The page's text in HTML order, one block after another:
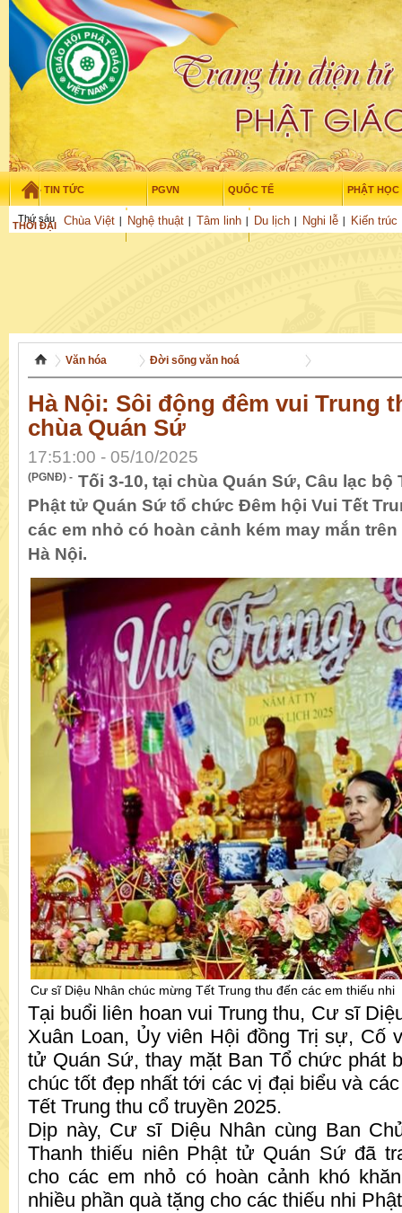
TIN TỨC PGVN QUỐC TẾ PHẬT HỌC
THỜI ĐẠI TUỔI TRẺ NGHIÊN CỨU
Chùa Việt Nghệ thuật Tâm linh Du lịch Nghi lễ Kiến trúc
Thứ sáu - 7/08/2026 – 04:35:50
Văn hóa Đời sống văn hoá
Hà Nội: Sôi động đêm vui Trung
chùa Quán Sứ
17:51:00 - 05/10/2025
(PGNĐ) - Tối 3-10, tại chùa Quán Sứ, Câu lạc bộ
Phật tử Quán Sứ tổ chức Đêm hội Vui Tết
các em nhỏ có hoàn cảnh kém may mắn trên
Hà Nội.
Cư sĩ Diệu Nhân chúc mừng Tết Trung thu đến các em thiếu nhi
Tại buổi liên hoan vui Trung thu, Cư sĩ
Xuân Loan, Ủy viên Hội đồng Trị sự, Cố
tử Quán Sứ, thay mặt Ban Tổ chức phát
chúc tốt đẹp nhất tới các vị đại biểu và
Tết Trung thu cổ truyền 2025.
Dịp này, Cư sĩ Diệu Nhân cùng Ban
Thanh thiếu niên Phật tử Quán Sứ đã
cho các em nhỏ có hoàn cảnh khó
nhiều phần quà tặng cho các thiếu nhi